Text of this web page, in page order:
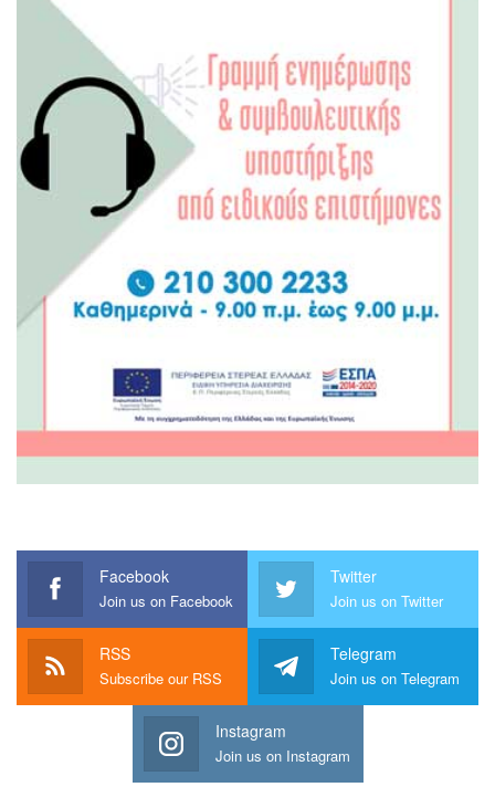
Facebook
Join us on Facebook
Twitter
Join us on Twitter
RSS
Subscribe our RSS
Telegram
Join us on Telegram
Instagram
Join us on Instagram